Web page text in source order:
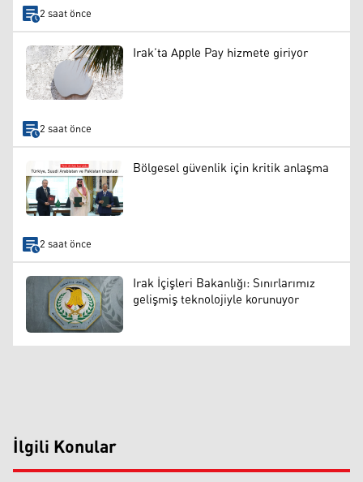
2 saat önce
Irak’ta Apple Pay hizmete giriyor
2 saat önce
Bölgesel güvenlik için kritik anlaşma
2 saat önce
Irak İçişleri Bakanlığı: Sınırlarımız
gelişmiş teknolojiyle korunuyor
İlgili Konular